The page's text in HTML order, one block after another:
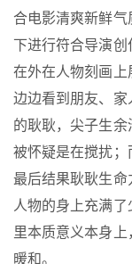
合电影清爽新鲜
下进行符合导演
在外在人物刻画上
边边看到朋友、家
的耿耿，尖子生
被怀疑是在搅扰；
最后结果耿耿生命
人物的身上充满
里本质意义本身
暖和。